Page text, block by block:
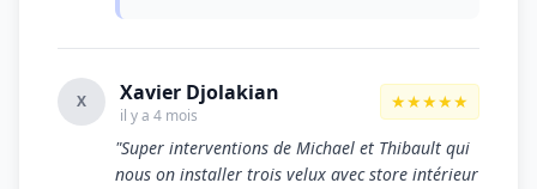
X Xavier Djolakian
il y a 4 mois
★★★★★
"Super interventions de Michael et Thibault qui
nous on installer trois velux avec store intérieur